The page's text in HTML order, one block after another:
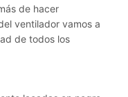
de hacer
ventilador vamos a
de todos los